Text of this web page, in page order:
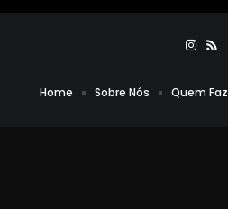
Home Sobre Nós Quem Faz